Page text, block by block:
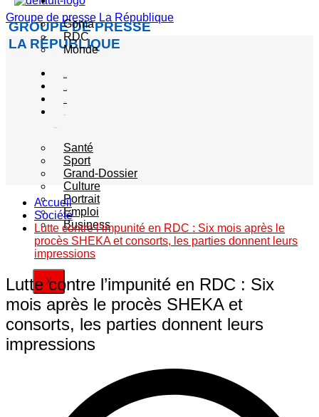
Groupe de presse La République
GROUPE DE PRESSE
LA RÉPUBLIQUE
Goma
RDC
Monde
Santé
Sport
Grand-Dossier
Culture
Portrait
Emploi
Business
X
Accueil
Société
Lutte contre l’impunité en RDC : Six mois après le
procès SHEKA et consorts, les parties donnent leurs
impressions
Lutte contre l’impunité en RDC : Six
mois après le procès SHEKA et
consorts, les parties donnent leurs
impressions